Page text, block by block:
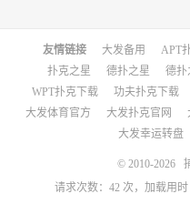
友情链接 大发备用 APT
扑克之星
德扑之星 德扑
WPT扑克下载
功夫扑克下载
大发体育官方
大发扑克官网
大发幸运转盘
© 2010-2026
请求次数：42 次，加载用